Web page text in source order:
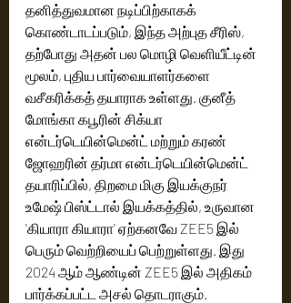
தனித்துவமான நடிப்பிற்காகக்
கொண்டாடப்படும், இந்த அற்புத சீரிஸ்,
தற்போது அதன் பல மொழி வெளியீட்டின்
மூலம், புதிய பார்வையாளர்களை
வசீகரிக்கத் தயாராக உள்ளது. குனீத்
மோங்கா கபூரின் சிக்யா
என்டர்டெயின்மென்ட் மற்றும் கரண்
ஜோஹரின் தர்மா என்டர்டெயின்மென்ட்
தயாரிப்பில், திறமை மிகு இயக்குநர்
உமேஷ் பிஸ்ட்டால் இயக்கத்தில், உருவான
'கியாரா கியாரா' ஏற்கனவே ZEE5 இல்
பெரும் வெற்றியைப் பெற்றுள்ளது. இது
2024 ஆம் ஆண்டின் ZEE5 இல் அதிகம்
பார்க்கப்பட்ட அசல் தொடராகும்.